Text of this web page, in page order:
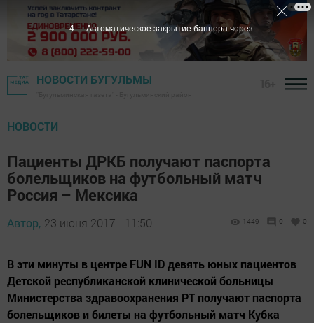
НОВОСТИ БУГУЛЬМЫ
НОВОСТИ
Пациенты ДРКБ получают паспорта
болельщиков на футбольный матч
Россия – Мексика
Автор, 23 июня 2017 - 11:50 1449 0 0
В эти минуты в центре FUN ID девять юных пациентов
Детской республиканской клинической больницы
Министерства здравоохранения РТ получают паспорта
болельщиков и билеты на футбольный матч Кубка
3 Автоматическое закрытие баннера через